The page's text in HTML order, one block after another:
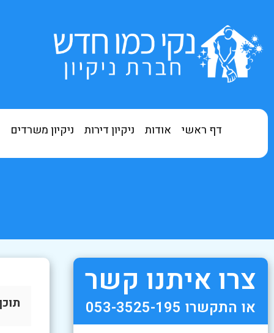
דף ראשי אודות ניקיון דירות ניקיון משרדים
צרו איתנו קשר
או התקשרו 053-3525-195